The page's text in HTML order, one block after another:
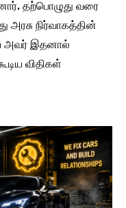
தற்பொழுது வரை
அரசு நிர்வாகத்தின்
அவர் இதனால்
விதிகள்